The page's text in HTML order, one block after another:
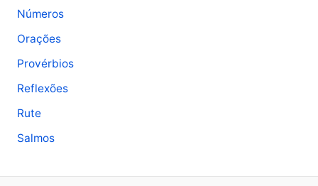
Números
Orações
Provérbios
Reflexões
Rute
Salmos